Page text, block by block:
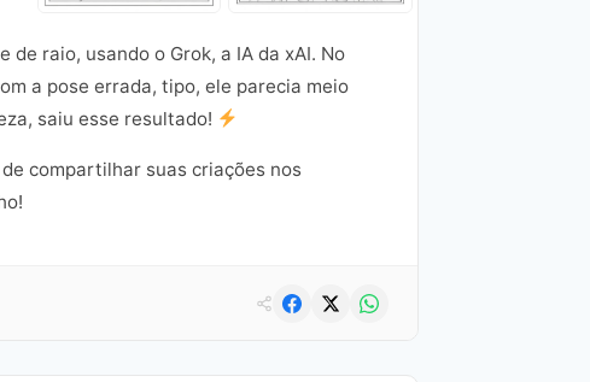
raio, usando o Grok, a IA da xAI. No
a pose errada, tipo, ele parecia meio
saiu esse resultado!
compartilhar suas criações nos